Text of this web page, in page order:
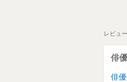
レビュ
俳
俳優